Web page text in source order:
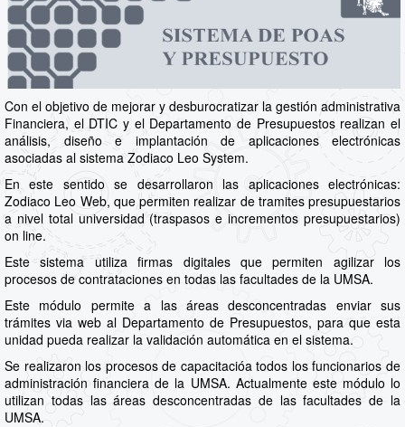
Con el objetivo de mejorar y desburocratizar la gestión administrativa
Financiera, el DTIC y el Departamento de Presupuestos realizan el
análisis, diseño e implantación de aplicaciones electrónicas
asociadas al sistema Zodiaco Leo System.
En este sentido se desarrollaron las aplicaciones electrónicas:
Zodiaco Leo Web, que permiten realizar de tramites presupuestarios
a nivel total universidad (traspasos e incrementos presupuestarios)
on line.
Este sistema utiliza firmas digitales que permiten agilizar los
procesos de contrataciones en todas las facultades de la UMSA.
Este módulo permite a las áreas desconcentradas enviar sus
trámites via web al Departamento de Presupuestos, para que esta
unidad pueda realizar la validación automática en el sistema.
Se realizaron los procesos de capacitacióa todos los funcionarios de
administración financiera de la UMSA. Actualmente este módulo lo
utilizan todas las áreas desconcentradas de las facultades de la
UMSA.